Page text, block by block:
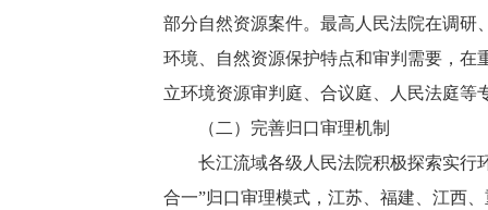
部分自然资源案件。最高人民法院在调研
环境、自然资源保护特点和审判需要，在
立环境资源审判庭、合议庭、人民法庭等
（二）完善归口审理机制
长江流域各级人民法院积极探索实行环
合一”归口审理模式，江苏、福建、江西